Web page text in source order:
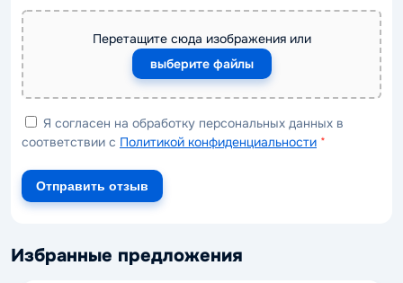
Перетащите сюда изображения или
выберите файлы
Я согласен на обработку персональных данных в
соответствии с Политикой конфиденциальности *
Отправить отзыв
Избранные предложения